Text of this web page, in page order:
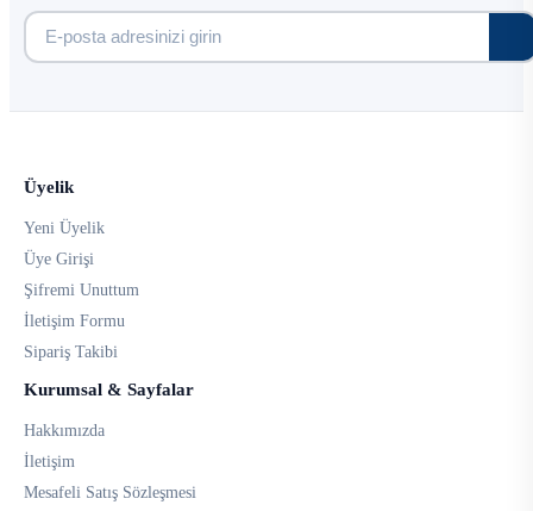
Üyelik
Yeni Üyelik
Üye Girişi
Şifremi Unuttum
İletişim Formu
Sipariş Takibi
Kurumsal & Sayfalar
Hakkımızda
İletişim
Mesafeli Satış Sözleşmesi